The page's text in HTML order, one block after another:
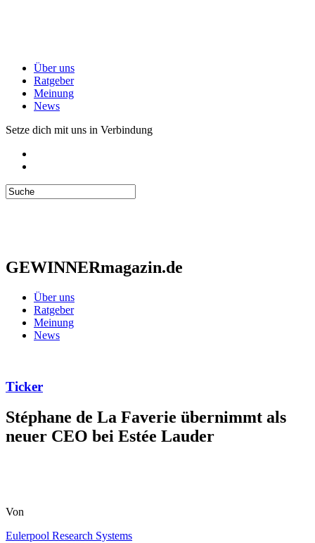
Über uns
Ratgeber
Meinung
News
Setze dich mit uns in Verbindung
GEWINNERmagazin.de
Über uns
Ratgeber
Meinung
News
Ticker
Stéphane de La Faverie übernimmt als
neuer CEO bei Estée Lauder
Von
Eulerpool Research Systems